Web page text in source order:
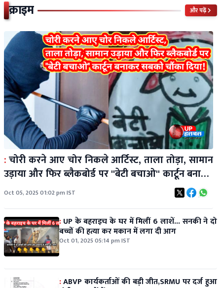
क्राइम और पढ़ें
:चोरी करने आए चोर निकले आर्टिस्ट, ताला तोड़ा, सामान
उड़ाया और फिर ब्लैकबोर्ड पर ''बेटी बचाओ'' कार्टून बनाकर
सबको चौंका दिया!
Oct 05, 2025 01:02 pm IST
:UP के बहराइच के घर में मिलीं 6 लाशें... सनकी ने दो
बच्चों की हत्या कर मकान में लगा दी आग
Oct 01, 2025 05:14 pm IST
:ABVP कार्यकर्ताओं की बड़ी जीत,SRMU पर दर्ज हुआ